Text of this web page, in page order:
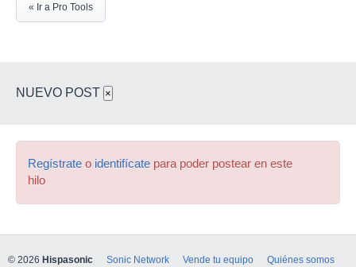
« Ir a Pro Tools
NUEVO POST ×
Regístrate o identifícate para poder postear en este
hilo
© 2026 Hispasonic Sonic Network Vende tu equipo Quiénes somos